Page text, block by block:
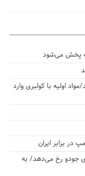
پخش می‌شود
اولیه با کولبری وارد
در برابر ایران
جودو رخ می‌دهد/ به